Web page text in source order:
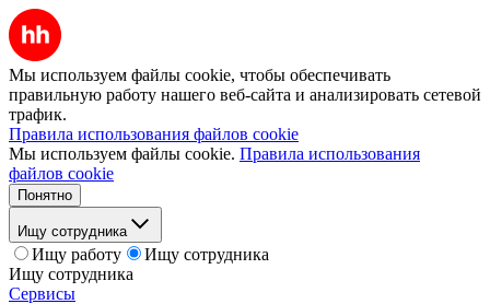
Мы используем файлы cookie, чтобы обеспечивать
правильную работу нашего веб-сайта и анализировать сетевой
трафик.
Правила использования файлов cookie
Мы используем файлы cookie. Правила использования
файлов cookie
Понятно
Ищу сотрудника
Ищу работу
Ищу сотрудника
Ищу сотрудника
Сервисы